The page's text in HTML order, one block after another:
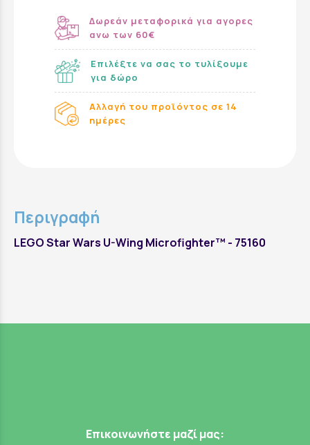
Δωρεάν μεταφορικά για αγορες
ανω των 60€
Επιλέξτε να σας το τυλίξουμε
για δώρο
Αλλαγή του προϊόντος σε 14
ημέρες
Περιγραφή
LEGO Star Wars U-Wing Microfighter™ - 75160
Επικοινωνήστε μαζί μας: